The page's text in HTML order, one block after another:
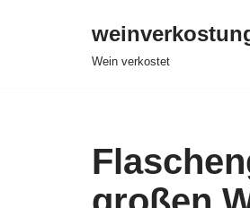
Wein verkostet